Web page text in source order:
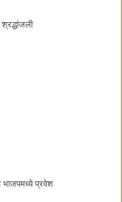
भाजपमध्ये प्रवेश